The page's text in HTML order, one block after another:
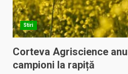
Stiri
Corteva Agriscience
campioni la rapiță